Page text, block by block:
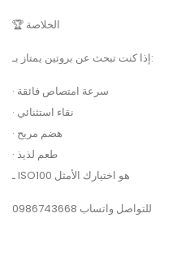
🏆 الخلاصة
إذا كنت تبحث عن بروتين يمتاز بـ:
· سرعة امتصاص فائقة
· نقاء استثنائي
· هضم مريح
· طعم لذيذ
ـ ISO100 هو اختيارك الأمثل
للتواصل واتساب 0986743668